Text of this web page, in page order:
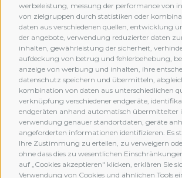
werbeleistung, messung der performance von
von zielgruppen durch statistiken oder
daten aus verschiedenen quellen, entwicklung
der angebote, verwendung reduzierter daten
inhalten, gewährleistung der sicherheit,
aufdeckung von betrug und fehlerbehebung,
anzeige von werbung und inhalten, ihre
datenschutz speichern und übermitteln,
kombination von daten aus unterschiedlichen
verknüpfung verschiedener endgeräte,
endgeräten anhand automatisch übermittelter
verwendung genauer standortdaten, geräte
angeforderten informationen identifizieren. Es
Ihre Zustimmung zu erteilen, zu verweigern
ohne dass dies zu wesentlichen
auf „Cookies akzeptieren" klicken, erklären Sie
Verwendung von Cookies und ähnlichen Tools
MEMBERSHIP